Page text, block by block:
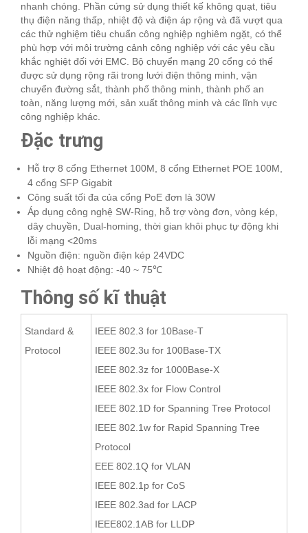
nhanh chóng. Phần cứng sử dụng thiết kế không quạt, tiêu
thụ điện năng thấp, nhiệt độ và điện áp rộng và đã vượt qua
các thử nghiệm tiêu chuẩn công nghiệp nghiêm ngặt, có thể
phù hợp với môi trường cảnh công nghiệp với các yêu cầu
khắc nghiệt đối với EMC. Bộ chuyển mạng 20 cổng có thể
được sử dụng rộng rãi trong lưới điện thông minh, vận
chuyển đường sắt, thành phố thông minh, thành phố an
toàn, năng lượng mới, sản xuất thông minh và các lĩnh vực
công nghiệp khác.
Đặc trưng
Hỗ trợ 8 cổng Ethernet 100M, 8 cổng Ethernet POE 100M,
4 cổng SFP Gigabit
Công suất tối đa của cổng PoE đơn là 30W
Áp dụng công nghệ SW-Ring, hỗ trợ vòng đơn, vòng kép,
dây chuyền, Dual-homing, thời gian khôi phục tự động khi
lỗi mạng <20ms
Nguồn điện: nguồn điện kép 24VDC
Nhiệt độ hoạt động: -40 ~ 75℃
Thông số kĩ thuật
Standard &
Protocol
IEEE 802.3 for 10Base-T
IEEE 802.3u for 100Base-TX
IEEE 802.3z for 1000Base-X
IEEE 802.3x for Flow Control
IEEE 802.1D for Spanning Tree Protocol
IEEE 802.1w for Rapid Spanning Tree
Protocol
EEE 802.1Q for VLAN
IEEE 802.1p for CoS
IEEE 802.3ad for LACP
IEEE802.1AB for LLDP